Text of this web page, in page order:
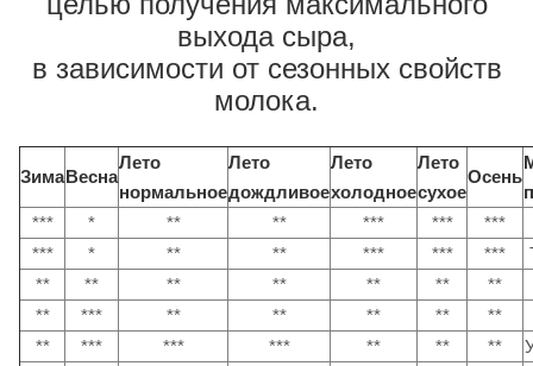
выхода сыра,
в зависимости от сезонных свойств
молока.
ЗимаВесна
Лето
нормальное
Лето
дождливое
Лето
холодное
Лето
сухое
Осень
***
* ** ** *** ***
***
***
* ** ** *** *** ***
**
** ** ** ** ** **
**
*** ** ** ** **
**
**
*** *** *** ** ** **